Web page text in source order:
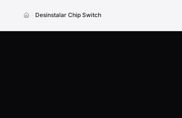
Desinstalar Chip Switch